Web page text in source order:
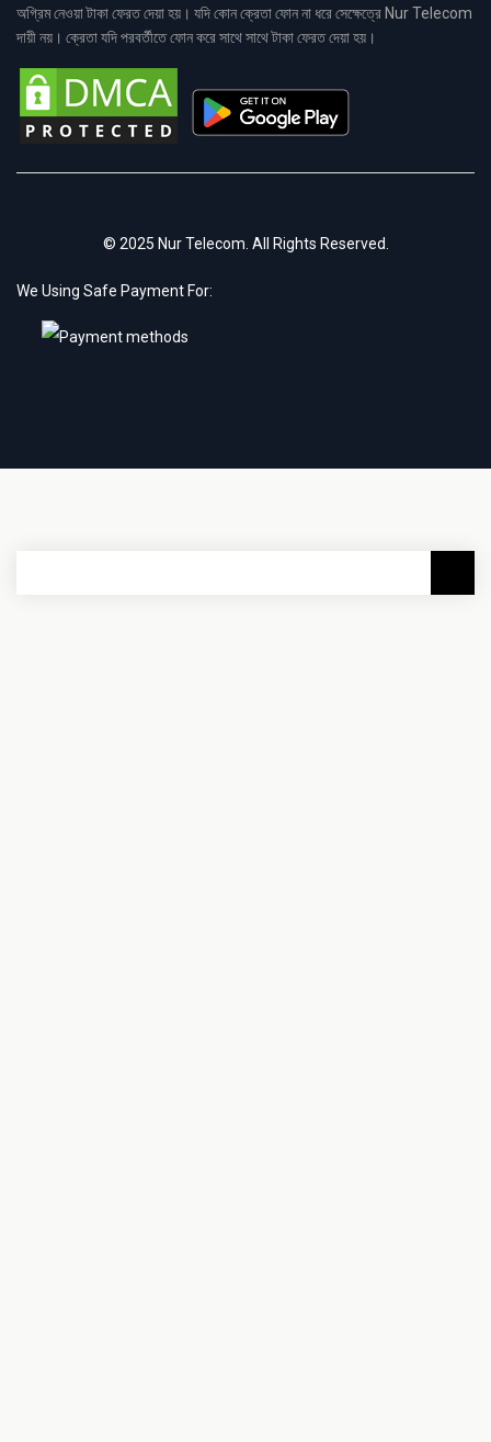
অগ্রিম নেওয়া টাকা ফেরত দেয়া হয়। যদি কোন ক্রেতা ফোন না ধরে সেক্ষেত্রে Nur Telecom
দায়ী নয়। ক্রেতা যদি পরবর্তীতে ফোন করে সাথে সাথে টাকা ফেরত দেয়া হয়।
© 2025 Nur Telecom. All Rights Reserved.
We Using Safe Payment For: